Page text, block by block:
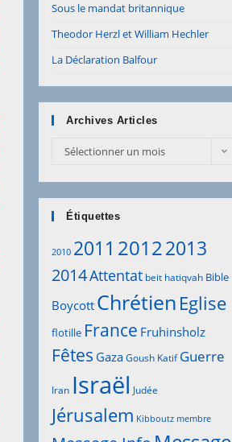
Sous le mandat britannique
Theodor Herzl et William Hechler
La Déclaration Balfour
Archives Articles
Archives
Sélectionner un mois
Étiquettes
2010 2011 20122013
2014Attentat beit hatiqvah Bible
Boycott Chrétien Eglise
flotille France Fruhinsholz
Fêtes GazaGoush Katif Guerre
Iran Israël Judée
Jérusalem Kibboutz membre